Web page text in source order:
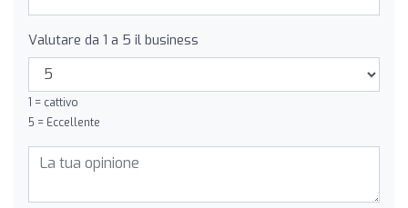
Valutare da 1 a 5 il business
1 = cattivo
5 = Eccellente